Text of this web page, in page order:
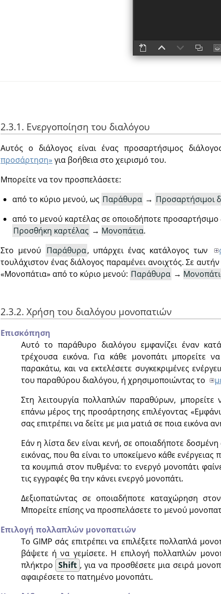
2.3.1. Ενεργοποίηση του διαλόγου
Αυτός ο διάλογος είναι ένας προσαρτήσιμος
προσάρτηση» για βοήθεια στο χειρισμό του.
Μπορείτε να τον προσπελάσετε:
από το κύριο μενού, ως Παράθυρα → Προσαρτήσιμοι
από το μενού καρτέλας σε οποιοδήποτε
Προσθήκη καρτέλας → Μονοπάτια.
Στο μενού Παράθυρα, υπάρχει ένας κατάλογος των
τουλάχιστον ένας διάλογος παραμένει ανοιχτός. Σε
«Μονοπάτια» από το κύριο μενού: Παράθυρα →
2.3.2. Χρήση του διαλόγου μονοπατιών
Επισκόπηση
Αυτό το παράθυρο διαλόγου εμφανίζει έναν
τρέχουσα εικόνα. Για κάθε μονοπάτι μπορείτε
παρακάτω, και να εκτελέσετε συγκεκριμένες
του παραθύρου διαλόγου, ή χρησιμοποιώντας το
Στη λειτουργία πολλαπλών παραθύρων,
επάνω μέρος της προσάρτησης επιλέγοντας «
σας επιτρέπει να δείτε με μια ματιά σε ποια εικόνα
Εάν η λίστα δεν είναι κενή, σε οποιαδήποτε
εικόνας, που θα είναι το υποκείμενο κάθε
τα κουμπιά στον πυθμένα: το ενεργό μονοπάτι
τις εγγραφές θα την κάνει ενεργό μονοπάτι.
Δεξιοπατώντας σε οποιαδήποτε καταχώρηση
Μπορείτε επίσης να προσπελάσετε το μενού
Επιλογή πολλαπλών μονοπατιών
Το GIMP σάς επιτρέπει να επιλέξετε πολλαπλά
βάψετε ή να γεμίσετε. Η επιλογή πολλαπλών
πλήκτρο Shift , για να προσθέσετε μια σειρά
αφαιρέσετε το πατημένο μονοπάτι.